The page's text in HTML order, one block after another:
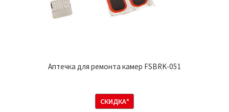
Аптечка для ремонта камер FSBRK-051
СКИДКА*